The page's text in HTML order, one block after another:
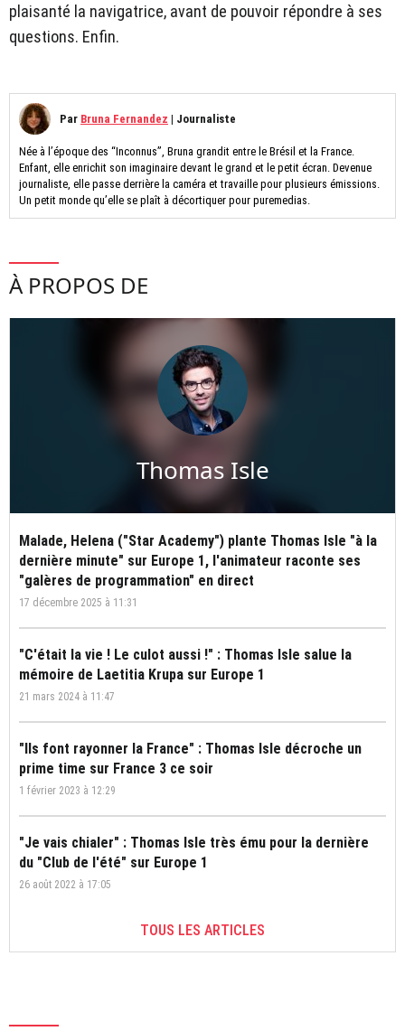
plaisanté la navigatrice, avant de pouvoir répondre à ses
questions. Enfin.
Par Bruna Fernandez | Journaliste
Née à l’époque des “Inconnus”, Bruna grandit entre le Brésil et la France.
Enfant, elle enrichit son imaginaire devant le grand et le petit écran. Devenue
journaliste, elle passe derrière la caméra et travaille pour plusieurs émissions.
Un petit monde qu’elle se plaît à décortiquer pour puremedias.
À PROPOS DE
Thomas Isle
Malade, Helena ("Star Academy") plante Thomas Isle "à la
dernière minute" sur Europe 1, l'animateur raconte ses
"galères de programmation" en direct
17 décembre 2025 à 11:31
"C'était la vie ! Le culot aussi !" : Thomas Isle salue la
mémoire de Laetitia Krupa sur Europe 1
21 mars 2024 à 11:47
"Ils font rayonner la France" : Thomas Isle décroche un
prime time sur France 3 ce soir
1 février 2023 à 12:29
"Je vais chialer" : Thomas Isle très ému pour la dernière
du "Club de l'été" sur Europe 1
26 août 2022 à 17:05
TOUS LES ARTICLES